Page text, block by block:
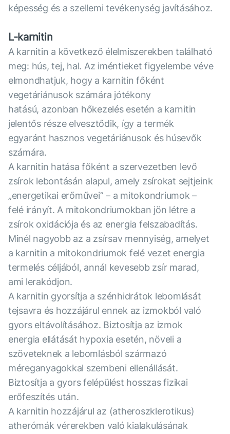
képesség és a szellemi tevékenység javításához.
L-karnitin
A karnitin a következő élelmiszerekben található
meg: hús, tej, hal. Az iméntieket figyelembe véve
elmondhatjuk, hogy a karnitin főként
vegetáriánusok számára jótékony
hatású, azonban hőkezelés esetén a karnitin
jelentős része elvesztődik, így a termék
egyaránt hasznos vegetáriánusok és húsevők
számára.
A karnitin hatása főként a szervezetben levő
zsírok lebontásán alapul, amely zsírokat sejtjeink
„energetikai erőművei” – a mitokondriumok –
felé irányít. A mitokondriumokban jön létre a
zsírok oxidációja és az energia felszabadítás.
Minél nagyobb az a zsírsav mennyiség, amelyet
a karnitin a mitokondriumok felé vezet energia
termelés céljából, annál kevesebb zsír marad,
ami lerakódjon.
A karnitin gyorsítja a szénhidrátok lebomlását
tejsavra és hozzájárul ennek az izmokból való
gyors eltávolításához. Biztosítja az izmok
energia ellátását hypoxia esetén, növeli a
szöveteknek a lebomlásból származó
méreganyagokkal szembeni ellenállását.
Biztosítja a gyors felépülést hosszas fizikai
erőfeszítés után.
A karnitin hozzájárul az (atheroszklerotikus)
atherómák vérerekben való kialakulásának